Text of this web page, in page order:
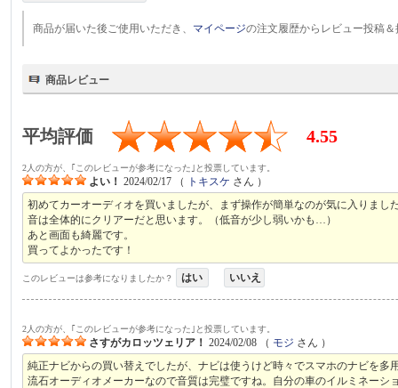
商品が届いた後ご使用いただき、 マイページの注文履歴からレビュー投稿
商品レビュー
平均評価 4.55
2人の方が、｢このレビューが参考になった｣と投票しています。
よい！ 2024/02/17 （ トキスケ さん ）
初めてカーオーディオを買いましたが、まず操作が簡単なのが気に入りまし
音は全体的にクリアーだと思います。（低音が少し弱いかも…）
あと画面も綺麗です。
買ってよかったです！
このレビューは参考になりましたか？ はい いいえ
2人の方が、｢このレビューが参考になった｣と投票しています。
さすがカロッツェリア！ 2024/02/08 （ モジ さん ）
純正ナビからの買い替えでしたが、ナビは使うけど時々でスマホのナビを
流石オーディオメーカーなので音質は完璧ですね。自分の車のイルミネー